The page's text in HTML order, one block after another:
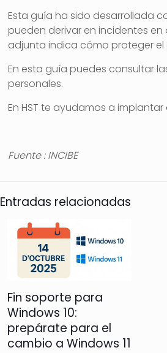
Esta guía ha sido desarrollada
pueden derivar en incidentes
adjunta indica cómo proteger
En esta guía puedes consultar
personales.
En HST te ayudamos a
Fuente : INCIBE
Entradas relacionadas
Fin soporte para
Windows 10:
prepárate para el
cambio a Windows 11